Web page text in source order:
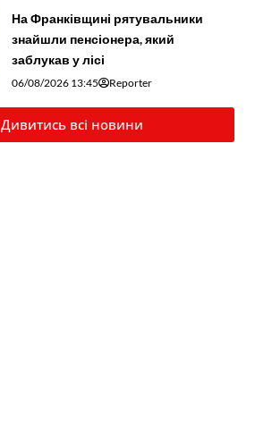
На Франківщині рятувальники
знайшли пенсіонера, який
заблукав у лісі
06/08/2026 13:45 Reporter
Дивитись всі новини